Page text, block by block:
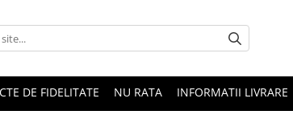
DE FIDELITATE NU RATA INFORMATII LIVRARE